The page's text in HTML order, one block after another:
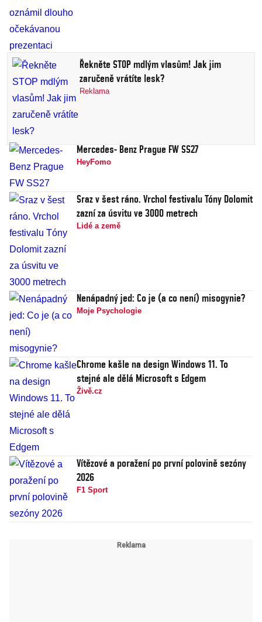
Řekněte STOP mdlým vlasům! Jak jim
zaručeně vrátíte lesk?
Reklama
Mercedes- Benz Prague FW SS27
HeyFomo
Sraz v šest ráno. Vrchol festivalu Tóny Dolomit
zazní za úsvitu ve 3000 metrech
Lidé a země
Nenápadný jed: Co je (a co není) misogynie?
Moje Psychologie
Chrome kašle na design Windows 11. To
stejné ale dělá Microsoft s Edgem
Živě.cz
Vítězové a poražení po první polovině sezóny
2026
F1 Sport